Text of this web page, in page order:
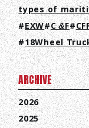
types of
EXW C＆F
18Wheel
ARCHIVE
2026
2025